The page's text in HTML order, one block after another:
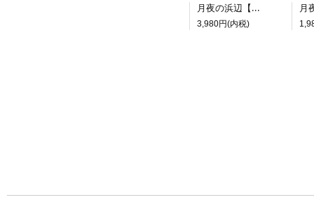
月夜の浜辺【特装版】
3,980円(内税)